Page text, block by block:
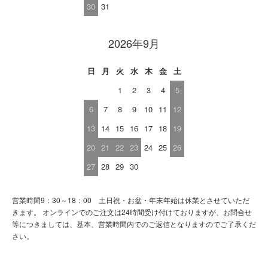
30 31
2026年9月
日 月 火 水 木 金
土
1
2 3 4
5
6
7 8 9 10 11
12
13 14 15 16 17 18 19
20 21 22 23 24 25 26
27 28 29 30
営業時間9：30～18：00 土日祝・お盆・年末年始は休業とさせていただ
きます。 オンラインでのご注文は24時間受け付けておりますが、お問合せ
等につきましては、基本、営業時間内でのご返信となりますのでご了承くだ
さい。